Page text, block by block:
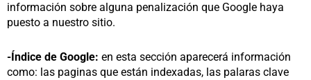
información sobre alguna penalización que Google haya
puesto a nuestro sitio.
-Índice de Google: en esta sección aparecerá información
como: las paginas que están indexadas, las palaras clave